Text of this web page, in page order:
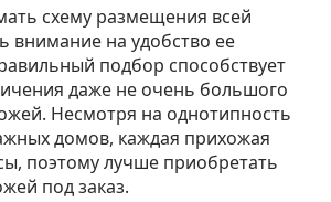
внимание на удобство ее
подбор способствует
даже не очень большого
Несмотря на однотипность
домов, каждая прихожая
поэтому лучше приобретать
под заказ.